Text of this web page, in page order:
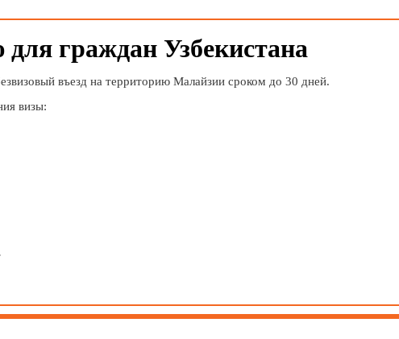
граждан Узбекистана
въезд на территорию Малайзии сроком до 30 дней.
визы: